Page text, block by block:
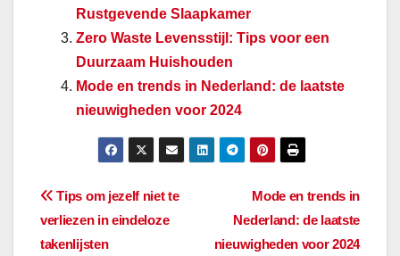
Rustgevende Slaapkamer
Zero Waste Levensstijl: Tips voor een
Duurzaam Huishouden
Mode en trends in Nederland: de laatste
nieuwigheden voor 2024
Bericht
navigatie
Mode en trends in
Nederland: de laatste
nieuwigheden voor 2024
Tips om jezelf niet te
verliezen in eindeloze
takenlijsten